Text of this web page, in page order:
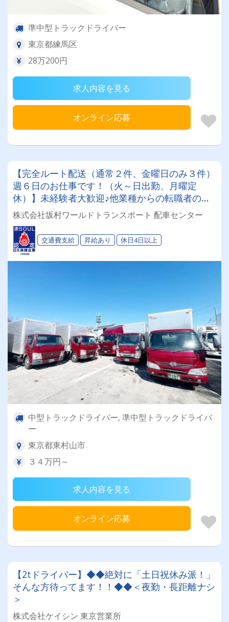
準中型トラックドライバー
東京都練馬区
28万200円
求人内容を見る
オンライン応募
【完全ルート配送（通常２件、金曜日のみ３件）
週６日のお仕事です！（火～日出勤、月曜定
休）】未経験者大歓迎♪他業種からの転職者の方
も多数★中高年の方も活躍中！２ｔ車で雑貨を配
送するお仕事です！【お休みもご相談下さい！】
こちらは募集枠１名です！詳細はお仕事内容へ♪
株式会社坂村ワールドトランスポート 配車センター
交通費支給 昇給あり 休日4日以上
中型トラックドライバー, 準中型トラックドライバ
ー
東京都東村山市
３４万円～
求人内容を見る
オンライン応募
【2tドライバー】◆◆絶対に「土日祝休み派！」
そんな方待ってます！！◆◆＜夜勤・長距離ナシ
＞
株式会社ケイシン 東京営業所